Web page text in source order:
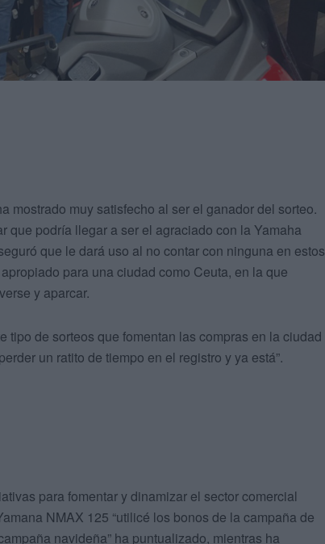
mostrado muy satisfecho al ser el ganador del sorteo.
que podría llegar a ser el agraciado con la Yamaha
que le dará uso al no contar con ninguna en estos
para una ciudad como Ceuta, en la que
y aparcar.
de sorteos que fomentan las compras en la ciudad
un ratito de tiempo en el registro y ya está”.
para fomentar y dinamizar el sector comercial
NMAX 125 “utilicé los bonos de la campaña de
navideña” ha puntualizado, mientras ha